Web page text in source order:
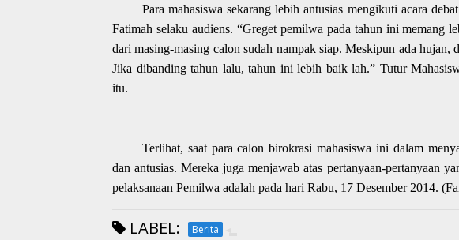
Para mahasiswasekarang lebih antusias mengikuti acara
Fatimah selaku audiens. “Greget pemilwa pada tahun ini memang
dari masing-masing calon sudah nampak siap. Meskipun ada hujan,
Jika dibanding tahun lalu, tahun ini lebih baik lah.” Tutur
itu.
Terlihat, saat para calon birokrasi mahasiswa ini dalam
dan antusias.Mereka juga menjawab atas pertanyaan-pertanyaan
pelaksanaan Pemilwa adalah pada hari Rabu, 17 Desember 2014.
LABEL: Berita